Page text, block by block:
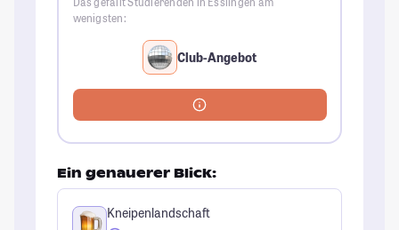
wenigsten:
Club-Angebot
Ein genauerer Blick:
Kneipenlandschaft